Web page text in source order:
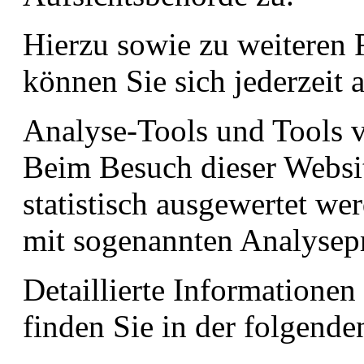
Hierzu sowie zu weiteren
können Sie sich jederzeit
Analyse-Tools und Tools
Beim Besuch dieser
statistisch ausgewertet
mit sogenannten
Detaillierte Informationen
finden Sie in der